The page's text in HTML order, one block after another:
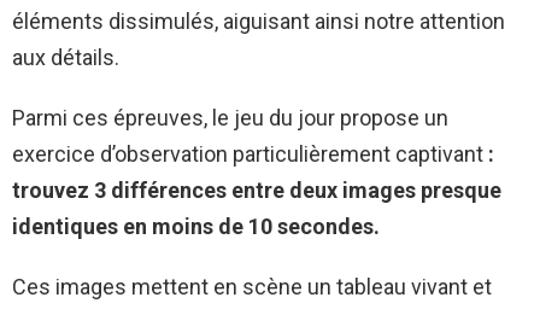
éléments dissimulés, aiguisant ainsi notre attention
aux détails.
Parmi ces épreuves, le jeu du jour propose un
exercice d’observation particulièrement captivant :
trouvez 3 différences entre deux images presque
identiques en moins de 10 secondes.
Ces images mettent en scène un tableau vivant et